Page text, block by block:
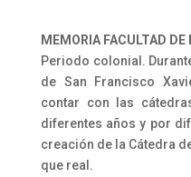
MEMORIA FACULTAD
Periodo colonial.
de San Francisco
contar con las
diferentes años y por
creación de la Cátedra
que real.